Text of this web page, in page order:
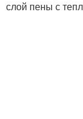
слой пены с